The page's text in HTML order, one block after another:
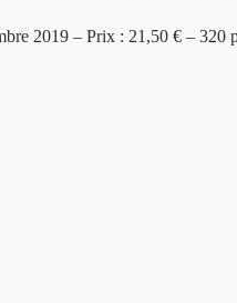
2019 – Prix : 21,50 € – 320